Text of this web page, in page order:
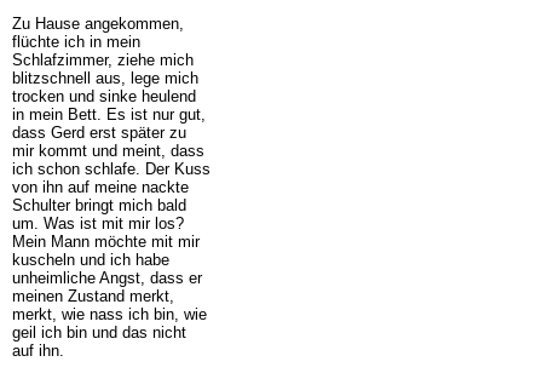
Zu Hause angekommen,
flüchte ich in mein
Schlafzimmer, ziehe mich
blitzschnell aus, lege mich
trocken und sinke heulend
in mein Bett. Es ist nur gut,
dass Gerd erst später zu
mir kommt und meint, dass
ich schon schlafe. Der Kuss
von ihn auf meine nackte
Schulter bringt mich bald
um. Was ist mit mir los?
Mein Mann möchte mit mir
kuscheln und ich habe
unheimliche Angst, dass er
meinen Zustand merkt,
merkt, wie nass ich bin, wie
geil ich bin und das nicht
auf ihn.